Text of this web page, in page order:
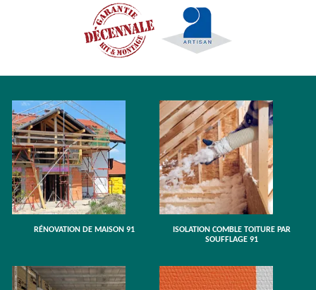
RÉNOVATION DE MAISON 91
ISOLATION COMBLE TOITURE PAR
SOUFFLAGE 91